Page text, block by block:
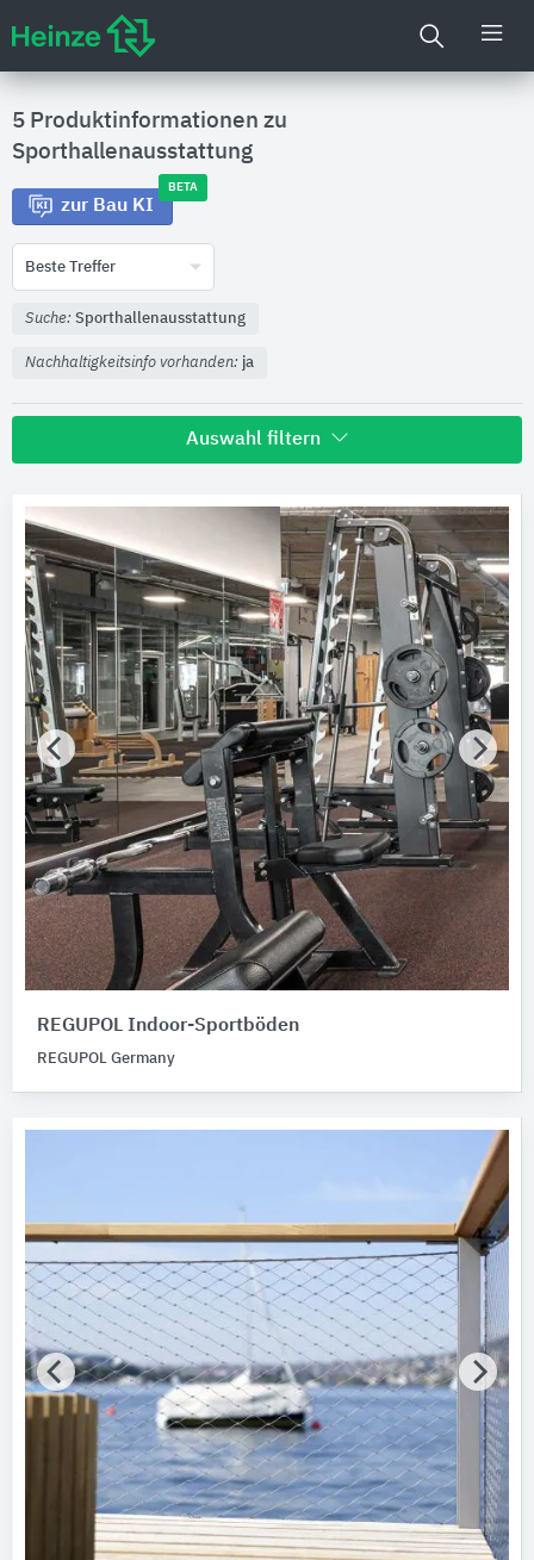
5 Produktinformationen zu
Sporthallenausstattung
zur Bau KI
BETA
Beste Treffer
Suche: Sporthallenausstattung
Nachhaltigkeitsinfo vorhanden: ja
Auswahl filtern
Jakob Rope Systems 2
REGUPOL Germany 2
Getzner Werkstoffe 1
Nachhaltigkeit
Nachhaltigkeitsinfo vorhanden
Umweltdeklarationen (EPDs)
Merkmale / Eigenschaften
Bitte auswählen
Produktkategorie
Fallschutzbeläge
Ballfangnetze 2
Kunststoff-Laufbahndecken, Kunstoff-Spielfelddecken 2
Sportmatten
REGUPOL Indoor-Sportböden
REGUPOL Germany